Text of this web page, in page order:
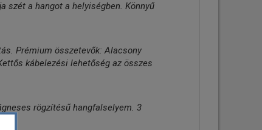
szét a hangot a helyiségben. Könnyű
Prémium összetevők: Alacsony
kábelezési lehetőség az összes
rögzítésű hangfalselyem. 3